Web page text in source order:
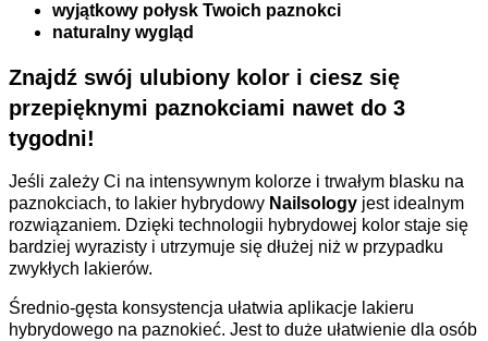
wyjątkowy połysk Twoich paznokci
naturalny wygląd
Znajdź swój ulubiony kolor i ciesz się
przepięknymi paznokciami nawet do 3
tygodni!
Jeśli zależy Ci na intensywnym kolorze i trwałym blasku na
paznokciach, to lakier hybrydowy Nailsology jest idealnym
rozwiązaniem. Dzięki technologii hybrydowej kolor staje się
bardziej wyrazisty i utrzymuje się dłużej niż w przypadku
zwykłych lakierów.
Średnio-gęsta konsystencja ułatwia aplikacje lakieru
hybrydowego na paznokieć. Jest to duże ułatwienie dla osób